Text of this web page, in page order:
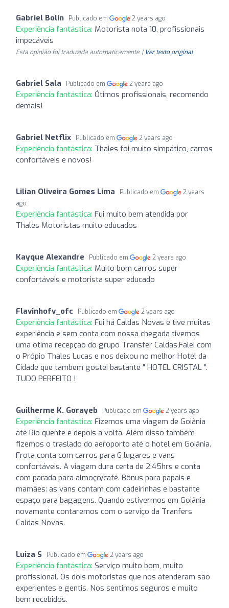
Gabriel Bolin Publicado em 2 years ago
Experiência fantástica: Motorista nota 10, profissionais
impecáveis
Esta opinião foi traduzida automaticamente. | Ver texto original
Gabriel Sala Publicado em 2 years ago
Experiência fantástica: Ótimos profissionais, recomendo
demais!
Gabriel Netflix Publicado em 2 years ago
Experiência fantástica: Thales foi muito simpático, carros
confortáveis e novos!
Lilian Oliveira Gomes Lima Publicado em
2 years
ago
Experiência fantástica: Fui muito bem atendida por
Thales Motoristas muito educados
Kayque Alexandre Publicado em 2 years ago
Experiência fantástica: Muito bom carros super
confortáveis e motorista super educado
Flavinhofv_ofc Publicado em 2 years ago
Experiência fantástica: Fui há Caldas Novas e tive muitas
experiência e sem conta com nossa chegada tivemos
uma otima recepçao do grupo Transfer Caldas,Falei com
o Própio Thales Lucas e nos deixou no melhor Hotel da
Cidade que tambem gostei bastante " HOTEL CRISTAL ".
TUDO PERFEITO !
Guilherme K. Gorayeb Publicado em 2 years ago
Experiência fantástica: Fizemos uma viagem de Goiânia
até Rio quente e depois a volta. Além disso também
fizemos o traslado do aeroporto até o hotel em Goiânia.
Frota conta com carros para 6 lugares e vans
confortáveis. A viagem dura certa de 2:45hrs e conta
com parada para almoço/café. Bônus para papais e
mamães: as vans contam com cadeirinhas e bastante
espaço para bagagens. Quando estivermos em Goiânia
novamente contaremos com o serviço da Tranfers
Caldas Novas.
Luiza S Publicado em 2 years ago
Experiência fantástica: Serviço muito bom, muito
profissional. Os dois motoristas que nos atenderam são
experientes e gentis. Nos sentimos seguros e muito
bem recebidos.